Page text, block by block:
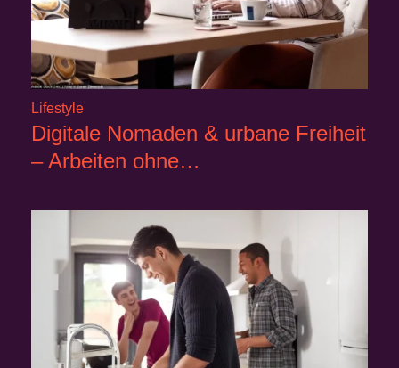
Lifestyle
Digitale Nomaden & urbane Freiheit
– Arbeiten ohne…